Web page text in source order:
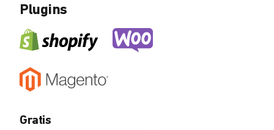
Plugins
Gratis